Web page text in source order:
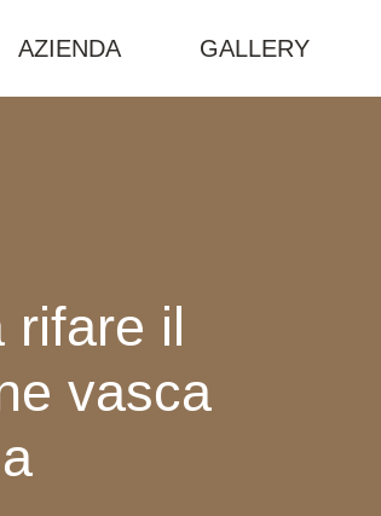
AZIENDA GALLERY
rifare il
vasca